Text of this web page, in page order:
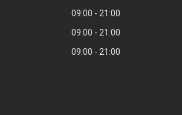
09:00
21:00
09:00
21:00
09:00 21:00